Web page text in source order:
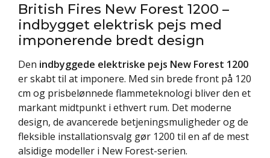
British Fires New Forest 1200 –
indbygget elektrisk pejs med
imponerende bredt design
Den indbyggede elektriske pejs New Forest 1200
er skabt til at imponere. Med sin brede front på 120
cm og prisbelønnede flammeteknologi bliver den et
markant midtpunkt i ethvert rum. Det moderne
design, de avancerede betjeningsmuligheder og de
fleksible installationsvalg gør 1200 til en af de mest
alsidige modeller i New Forest-serien.